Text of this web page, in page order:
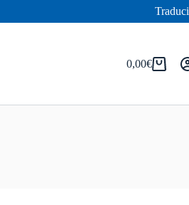
Traduci
Carrello
0,00€